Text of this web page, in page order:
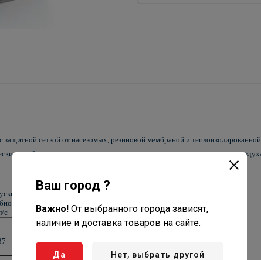
сеткой от насекомых, резиновой мембраной и
приборов, а также для предотвращения попадания загрязненного
с
гр.
550
Ваш город ?
Важно! От выбранного города зависят,
наличие и доставка товаров на сайте.
Да Нет, выбрать другой